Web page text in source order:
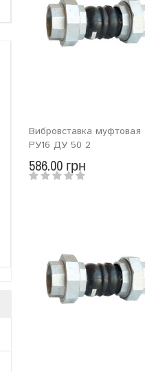
Вибровставка муфтовая
РУ16 ДУ 50 2
586.00 грн